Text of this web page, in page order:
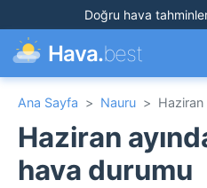
Doğru hava
Hava.best
Ana Sayfa > Nauru > Haziran
Haziran
hava durumu